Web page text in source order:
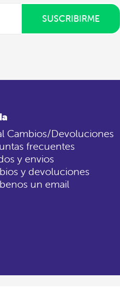
SUSCRIBIRME
Cambios/Devoluciones
frecuentes
y envios
y devoluciones
un email